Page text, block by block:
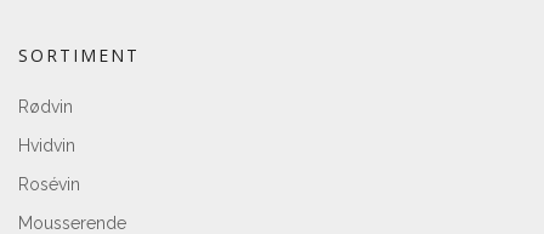
SORTIMENT
Rødvin
Hvidvin
Rosévin
Mousserende